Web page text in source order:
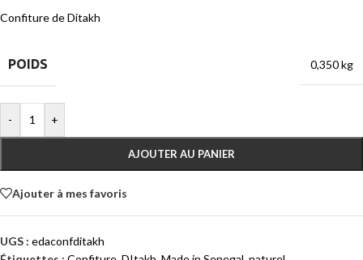
Confiture de Ditakh
POIDS 0,350 kg
- +
AJOUTER AU PANIER
Ajouter à mes favoris
UGS : edaconfditakh